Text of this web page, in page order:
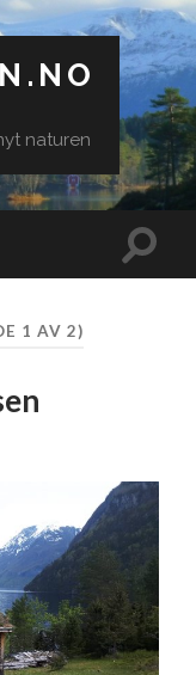
naturen
Veksle
1 AV 2)